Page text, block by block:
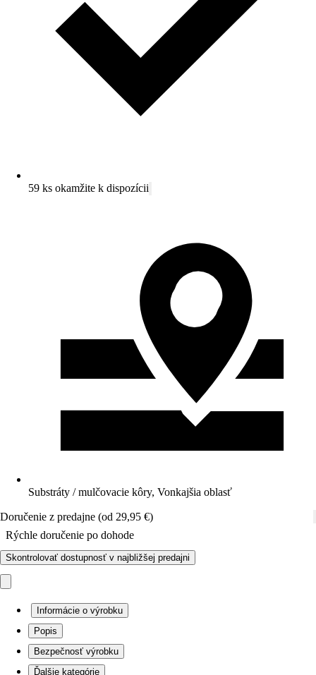
59 ks okamžite k dispozícii
Substráty / mulčovacie kôry, Vonkajšia oblasť
Doručenie z predajne (od 29,95 €)
Rýchle doručenie po dohode
Skontrolovať dostupnosť v najbližšej predajni
Informácie o výrobku
Popis
Bezpečnosť výrobku
Ďalšie kategórie